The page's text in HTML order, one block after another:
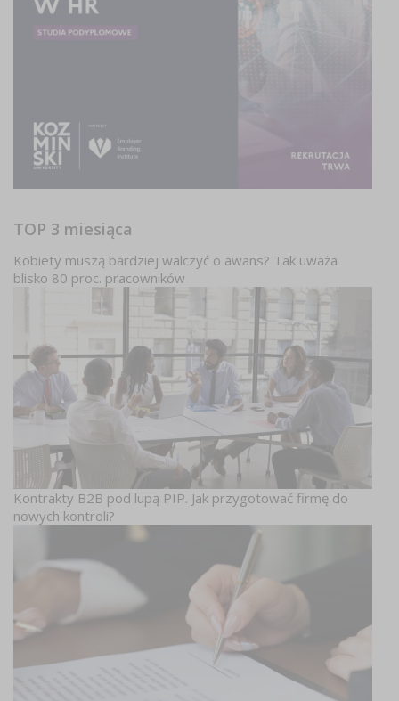
TOP 3 miesiąca
Kobiety muszą bardziej walczyć o awans? Tak uważa
blisko 80 proc. pracowników
Kontrakty B2B pod lupą PIP. Jak przygotować firmę do
nowych kontroli?